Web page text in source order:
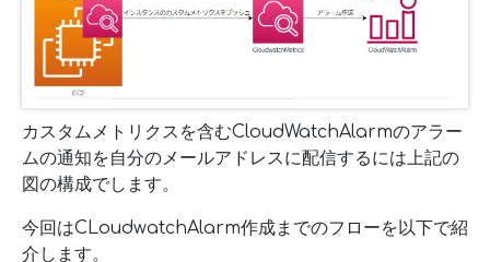
カスタムメトリクスを含むCloudWatchAlarmのアラー
ムの通知を自分のメールアドレスに配信するには上記の
図の構成でします。
今回はCLoudwatchAlarm作成までのフローを以下で紹
介します。